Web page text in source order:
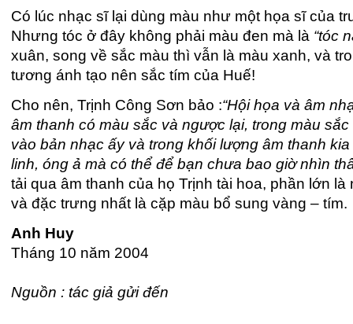
Có lúc nhạc sĩ lại dùng màu như một họa sĩ của
Nhưng tóc ở đây không phải màu đen mà là “tóc
xuân, song về sắc màu thì vẫn là màu xanh, và
tương ánh tạo nên sắc tím của Huế!
Cho nên, Trịnh Công Sơn bảo :“Hội họa và âm
âm thanh có màu sắc và ngược lại, trong màu
vào bản nhạc ấy và trong khối lượng âm thanh
linh, óng ả mà có thể để bạn chưa bao giờ nhìn
tải qua âm thanh của họ Trịnh tài hoa, phần lớn
và đặc trưng nhất là cặp màu bổ sung vàng – tím.
Anh Huy
Tháng 10 năm 2004
Nguồn : tác giả gửi đến